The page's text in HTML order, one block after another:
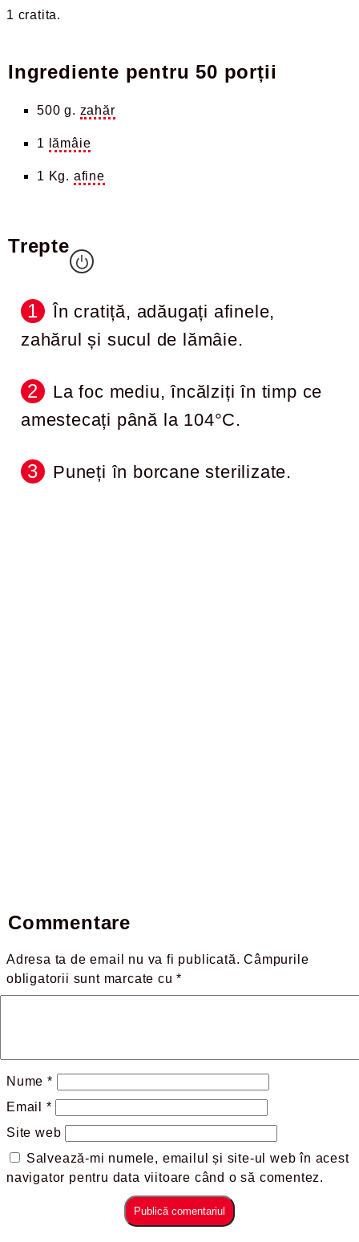
1 cratita
Ingrediente pentru50 porții
500 g. zahăr
1 lămâie
1 Kg. afine
Trepte
În cratiță, adăugați afinele,
zahărul și sucul de lămâie.
La foc mediu, încălziți în timp ce
amestecați până la 104°C.
Puneți în borcane sterilizate.
Commentare
Adresa ta de email nu va fi publicată. Câmpurile
obligatorii sunt marcate cu*
Nume *
Email *
Site web
Salvează-mi numele, emailul și site-ul web în acest
navigator pentru data viitoare când o să comentez.